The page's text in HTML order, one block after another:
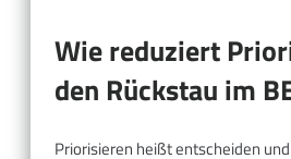
Wie reduziert
den Rückstau im
Priorisieren heißt entscheiden